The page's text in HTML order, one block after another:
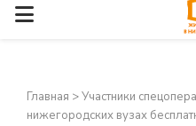
О
НГлавная >Участники
нижегородских вузах